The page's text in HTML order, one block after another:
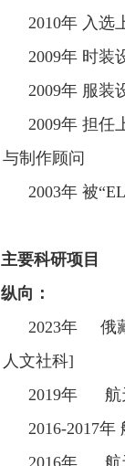
2010年 入选
2009年 时装
2009年 服装
2009年 担任
与制作顾问
2003年 被“
主要科研项目
纵向：
2023年 俄藏
人文社科]
2019年 航天
2016-2017年